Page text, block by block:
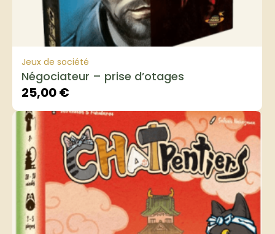
Jeux de société
Négociateur – prise d’otages
25,00€